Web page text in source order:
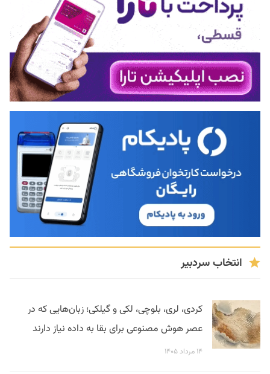
انتخاب سردبیر
کردی، لری، بلوچی، لکی و گیلکی؛ زبان‌هایی که در
عصر هوش مصنوعی برای بقا به داده نیاز دارند
۱۴ مرداد ۱۴۰۵